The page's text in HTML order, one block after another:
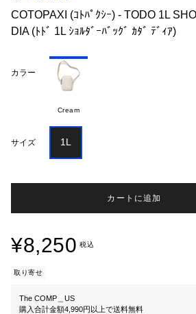
COTOPAXI (ｺﾄﾊﾟｸｼｰ) - TODO 1L
DIA (ﾄﾄﾞ 1L ｼｮﾙﾀﾞｰﾊﾞｯｸﾞ ｶﾀﾞ ﾃﾞｨｱ)
カラー
Cream
サイズ 1L
カートに追加
¥8,250 税込
取り寄せ
The COMP＿US
購入合計金額4,990円以上で送料無料